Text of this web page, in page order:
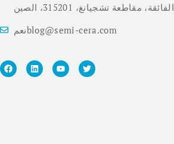
الفائقة، مقاطعة تشجيانغ، 315201، الصين
نعمblog@semi-cera.com